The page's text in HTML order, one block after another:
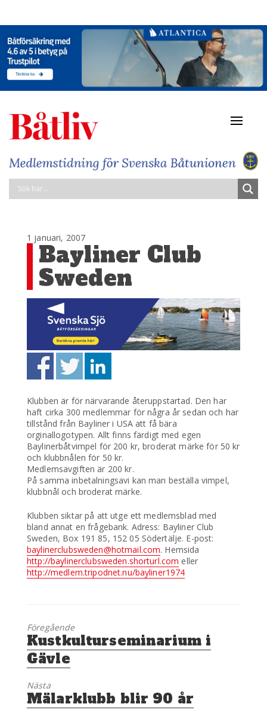
1 januari, 2007
Bayliner Club
Sweden
Klubben är för närvarande återuppstartad. Den har
haft cirka 300 medlemmar för några år sedan och har
tillstånd från Bayliner i USA att få bära
orginallogotypen. Allt finns färdigt med egen
Baylinerbåtvimpel för 200 kr, broderat märke för 50 kr
och klubbnålen för 50 kr.
Medlemsavgiften är 200 kr.
På samma inbetalningsavi kan man beställa vimpel,
klubbnål och broderat märke.
Klubben siktar på att utge ett medlemsblad med
bland annat en frågebank. Adress: Bayliner Club
Sweden, Box 191 85, 152 05 Södertälje. E-post:
baylinerclubsweden@hotmail.com. Hemsida
http://baylinerclubsweden.shorturl.com eller
http://medlem.tripodnet.nu/bayliner1974
Föregående
Föregående
inlägg:
Kustkulturseminarium i
Gävle
Nästa
Nästa
inlägg:
Mälarklubb blir 90 år